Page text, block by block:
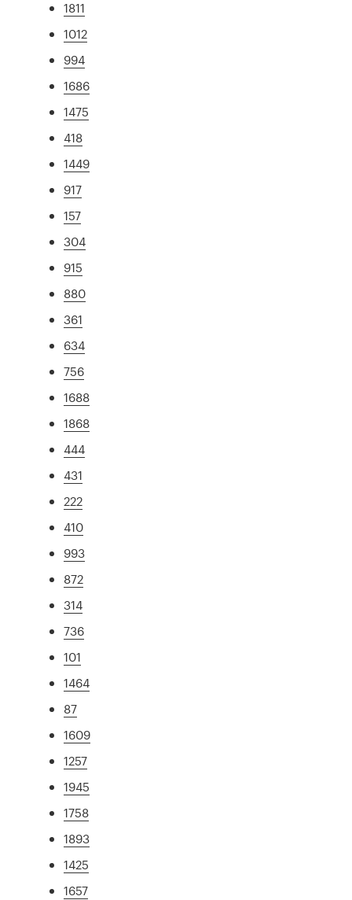
1811
1012
994
1686
1475
418
1449
917
157
304
915
880
361
634
756
1688
1868
444
431
222
410
993
872
314
736
101
1464
87
1609
1257
1945
1758
1893
1425
1657